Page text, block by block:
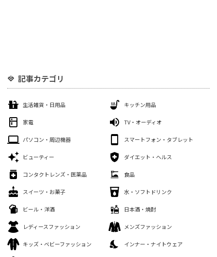
記事カテゴリ
生活雑貨・日用品 キッチン用品
家電 TV・オーディオ
パソコン・周辺機器 スマートフォン・タブレット
ビューティー ダイエット・ヘルス
コンタクトレンズ・医薬品 食品
スイーツ・お菓子 水・ソフトドリンク
ビール・洋酒 日本酒・焼酎
レディースファッション メンズファッション
キッズ・ベビーファッション インナー・ナイトウェア